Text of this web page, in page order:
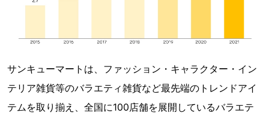
サンキューマートは、ファッション・キャラクター・イン
テリア雑貨等のバラエティ雑貨など最先端のトレンドアイ
テムを取り揃え、全国に100店舗を展開しているバラエテ